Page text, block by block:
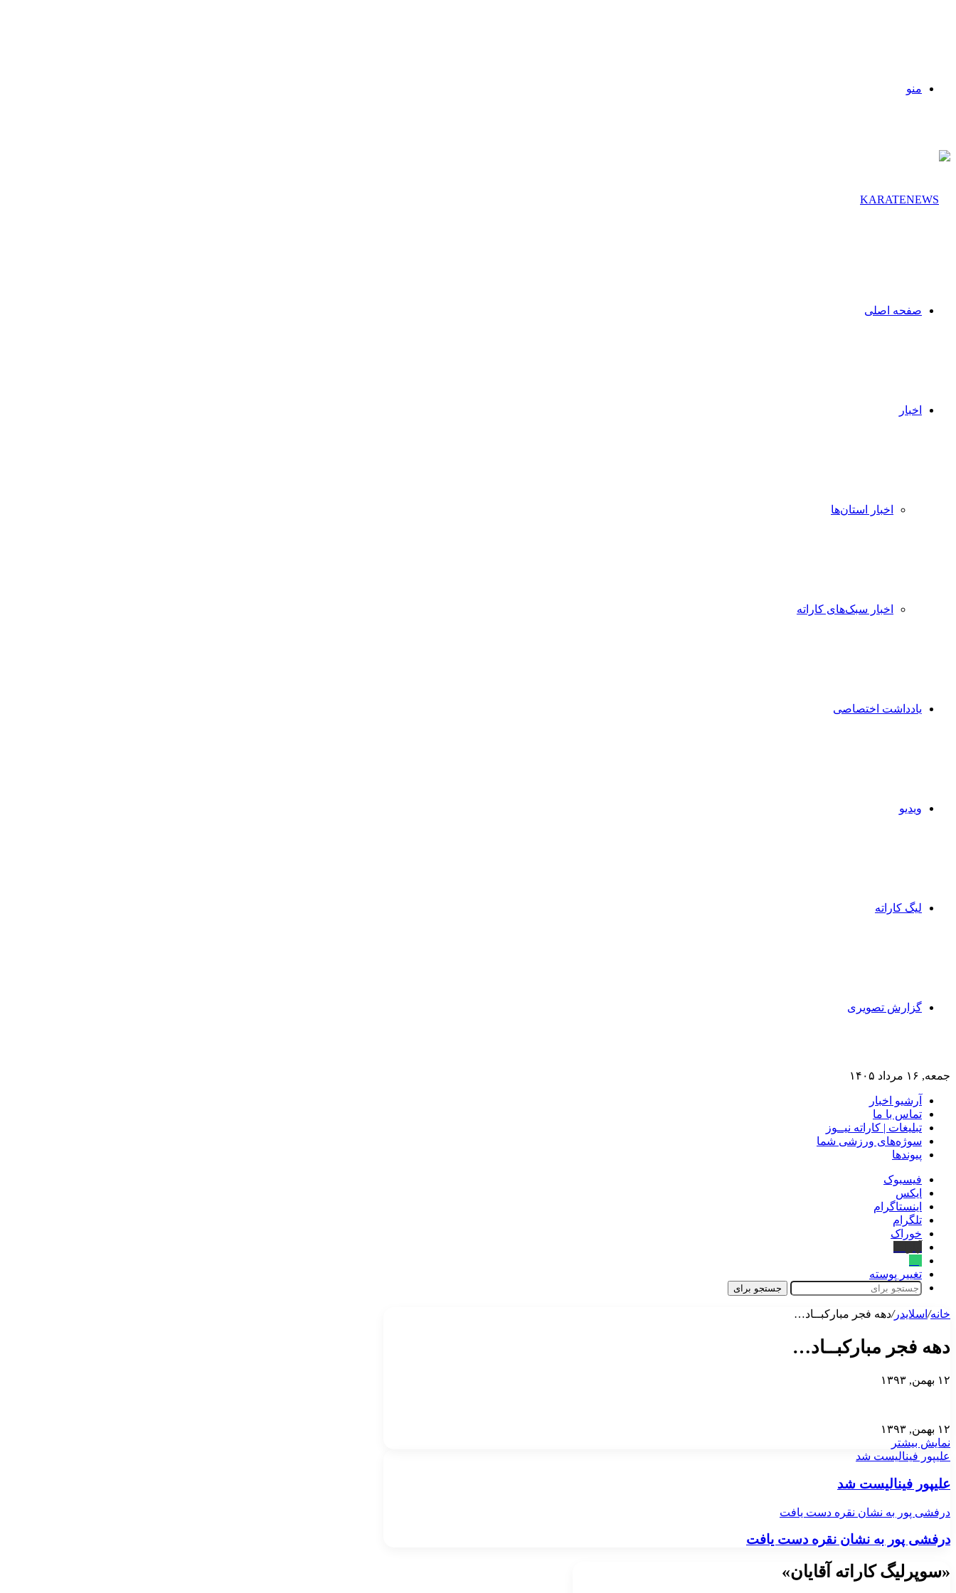
منو
صفحه اصلی
اخبار
اخبار استان‌ها
اخبار سبک‌های کاراته
یادداشت اختصاصی
ویدیو
لیگ کاراته
گزارش تصویری
جمعه, ۱۶ مرداد ۱۴۰۵
آرشیو اخبار
تماس‌ با‌ ما
تبلیغات | کاراته نیــوز
سوژه‌های ورزشی شما
پیوندها
فیسبوک
ایکس
اینستاگرام
تلگرام
خوراک
تغییر پوسته
جستجو برای
خانه/ اسلایدر/دهه فجر مبارکبــاد…
دهه فجر مبارکبــاد…
۱۲ بهمن, ۱۳۹۳
۱۲ بهمن, ۱۳۹۳
نمایش بیشتر
علیپور فینالیست شد
علیپور فینالیست شد
درفشی پور به نشان نقره دست یافت
درفشی پور به نشان نقره دست یافت
«سوپرلیگ کاراته آقایان»